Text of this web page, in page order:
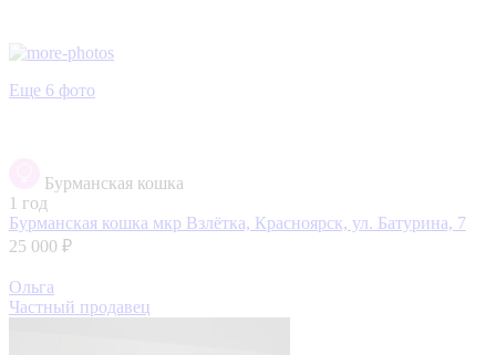
Еще 6 фото
Бурманская кошка
1 год
Бурманская кошка мкр Взлётка, Красноярск, ул. Батурина, 7
25 000 ₽
Ольга
Частный продавец